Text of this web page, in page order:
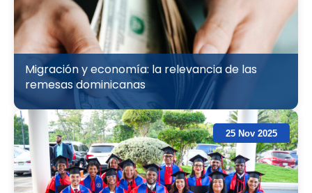
Migración y economía: la relevancia de las
remesas dominicanas
25 Nov 2025